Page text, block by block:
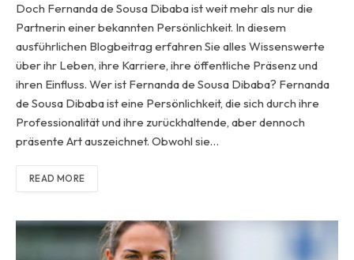
Doch Fernanda de Sousa Dibaba ist weit mehr als nur die
Partnerin einer bekannten Persönlichkeit. In diesem
ausführlichen Blogbeitrag erfahren Sie alles Wissenswerte
über ihr Leben, ihre Karriere, ihre öffentliche Präsenz und
ihren Einfluss. Wer ist Fernanda de Sousa Dibaba? Fernanda
de Sousa Dibaba ist eine Persönlichkeit, die sich durch ihre
Professionalität und ihre zurückhaltende, aber dennoch
präsente Art auszeichnet. Obwohl sie…
READ MORE